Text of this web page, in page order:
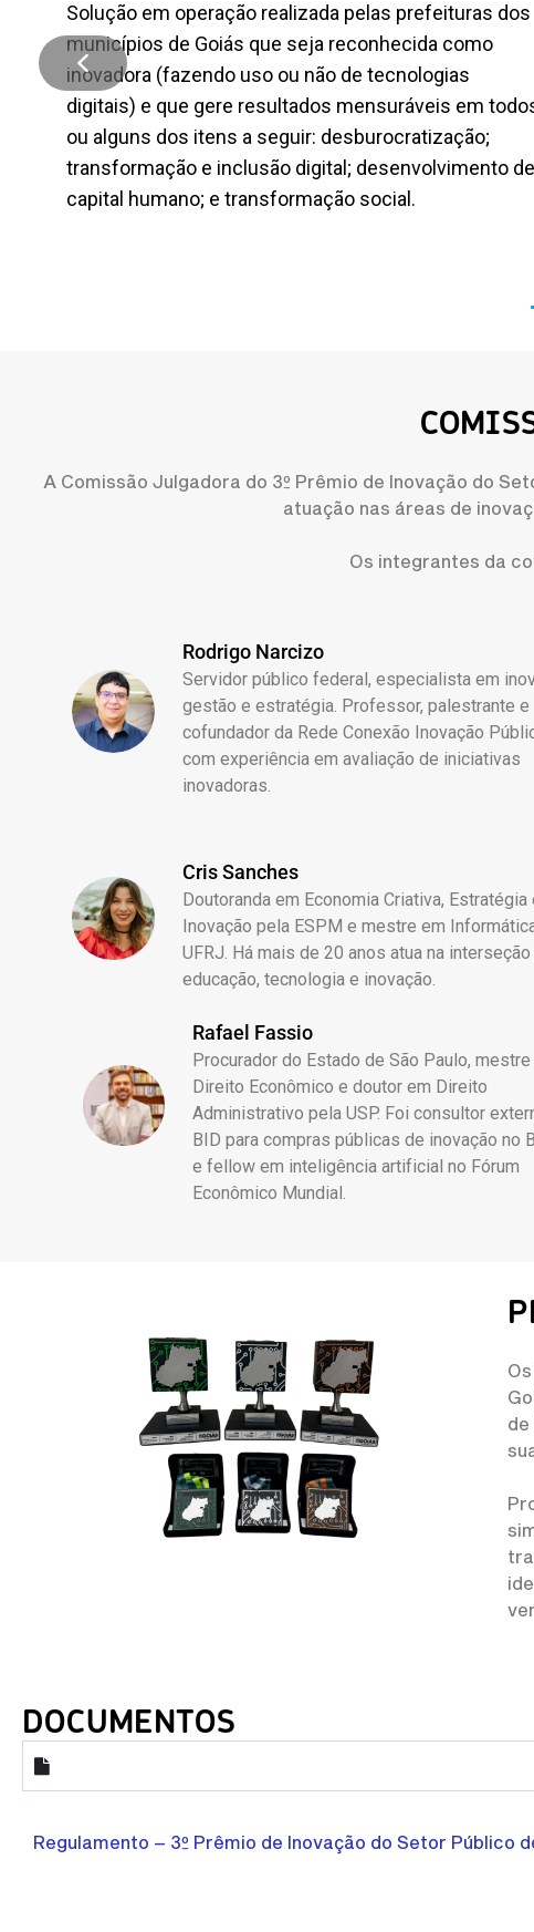
Solução em operação realizada pelas prefeituras dos
municípios de Goiás que seja reconhecida como
inovadora (fazendo uso ou não de tecnologias
digitais) e que gere resultados mensuráveis em
ou alguns dos itens a seguir: desburocratização;
transformação e inclusão digital; desenvolvimento de
capital humano; e transformação social.
A Comissão Julgadora do 3º Prêmio de Inovação do
atuação nas áreas de
Os integrantes da
Rodrigo Narcizo
Servidor público federal, especialista em
gestão e estratégia. Professor, palestrante e
cofundador da Rede Conexão Inovação
com experiência em avaliação de iniciativas
inovadoras.
Cris Sanches
Doutoranda em Economia Criativa, Estratégia
Inovação pela ESPM e mestre em
UFRJ. Há mais de 20 anos atua na
educação, tecnologia e inovação.
Rafael Fassio
Procurador do Estado de São Paulo, mestre
Direito Econômico e doutor em Direito
Administrativo pela USP. Foi consultor
BID para compras públicas de inovação no
e fellow em inteligência artificial no Fórum
Econômico Mundial.
DOCUMENTOS
Regulamento – 3º Prêmio de Inovação do Setor Público